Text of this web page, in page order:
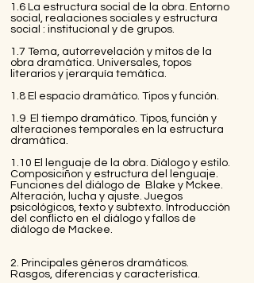
1.6 La estructura social de la obra. Entorno
social, realaciones sociales y estructura
social : institucional y de grupos.
1.7 Tema, autorrevelación y mitos de la
obra dramática. Universales, topos
literarios y jerarquía temática.
1.8 El espacio dramático. Tipos y función.
1.9 El tiempo dramático. Tipos, función y
alteraciones temporales en la estructura
dramática.
1.10 El lenguaje de la obra. Diálogo y estilo.
Composiciñon y estructura del lenguaje.
Funciones del diálogo de Blake y Mckee.
Alteración, lucha y ajuste. Juegos
psicológicos, texto y subtexto. Introducción
del conflicto en el diálogo y fallos de
diálogo de Mackee.
2. Principales géneros dramáticos.
Rasgos, diferencias y característica.